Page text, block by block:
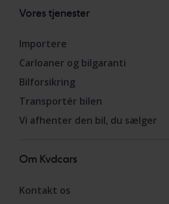
Vores tjenester
Importere
Carloaner og bilgaranti
Bilforsikring
Transportér bilen
Vi afhenter den bil, du sælger
Om Kvdcars
Kontakt os